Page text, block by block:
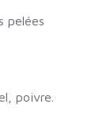
pelées
poivre.